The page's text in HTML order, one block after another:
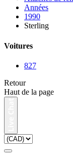
Années
1990
Sterling
Voitures
827
Retour
Haut de la page